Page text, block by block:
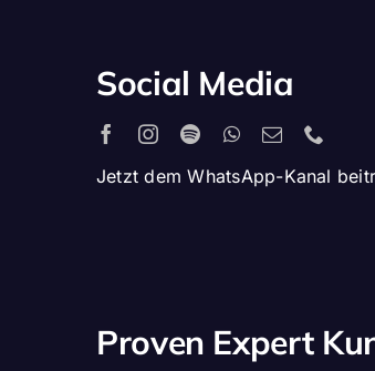
Social Media
Jetzt dem WhatsApp-Kanal
Proven Expert